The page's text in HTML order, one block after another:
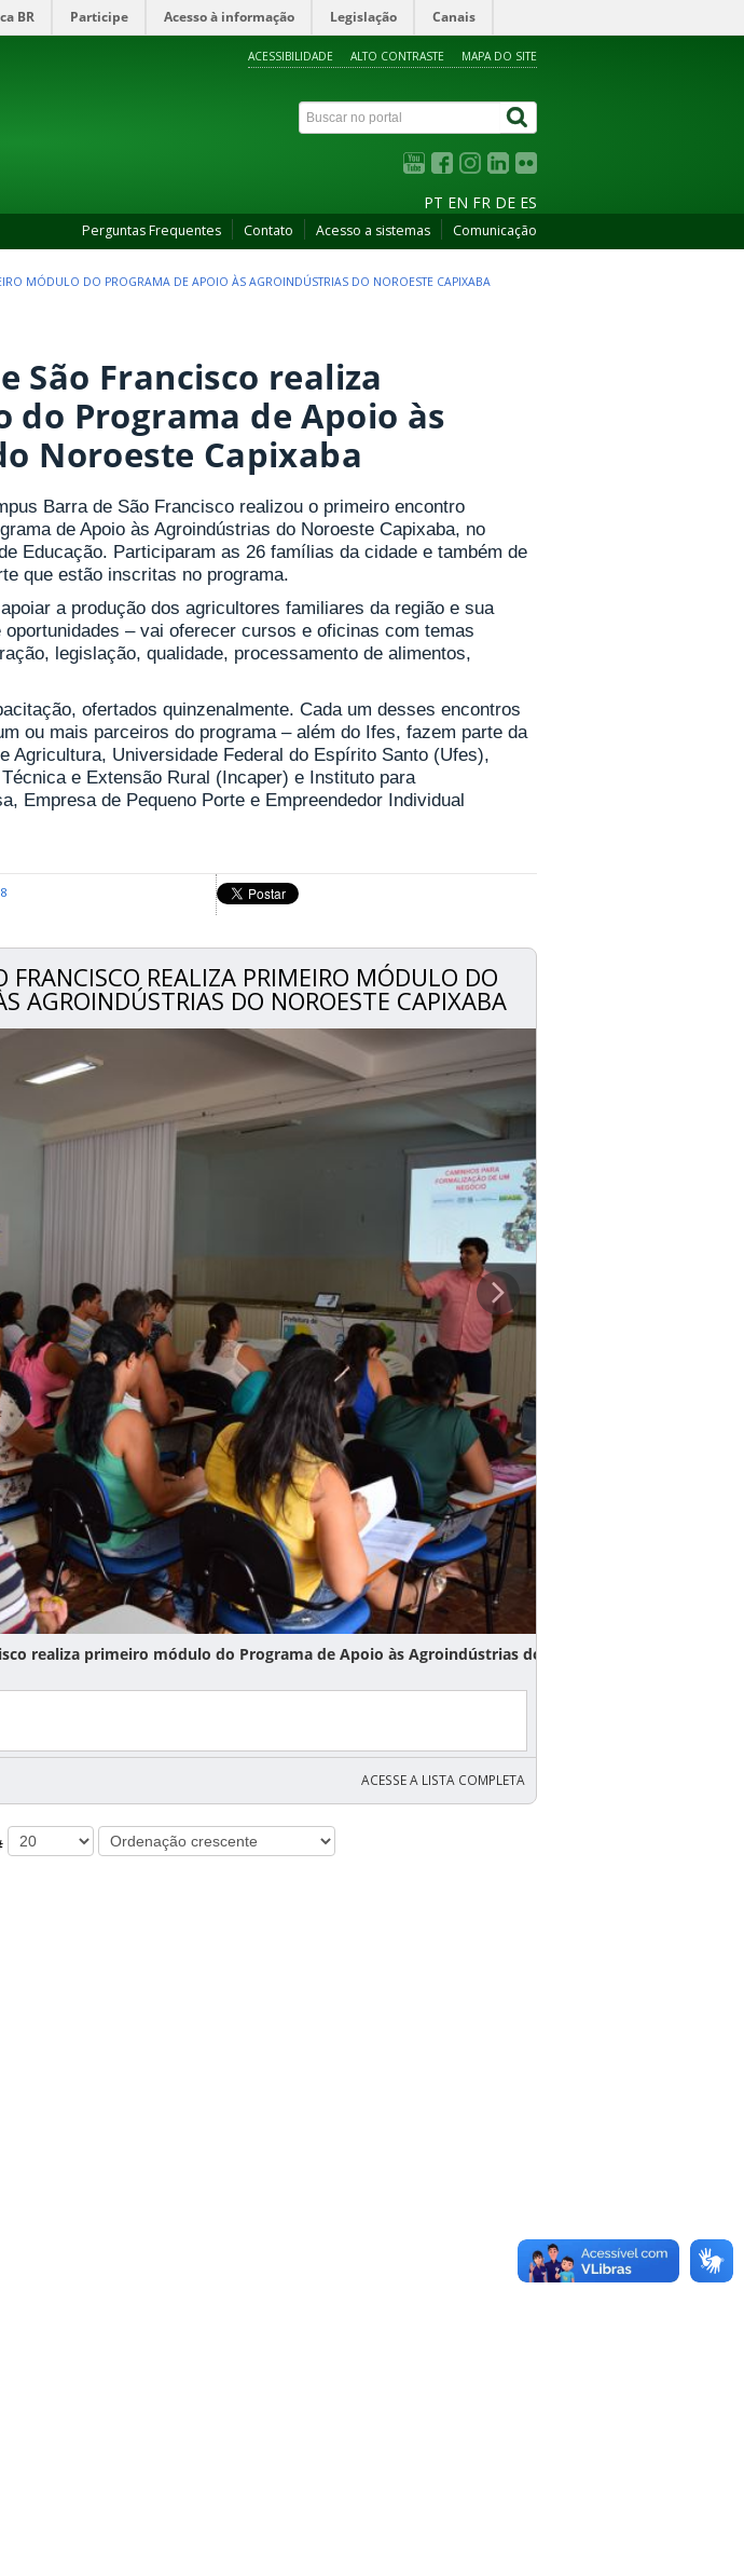
BR Participe Acesso à informação Legislação Canais
ACESSIBILIDADE ALTO CONTRASTE MAPA DO SITE
PT EN FR DE ES
Perguntas Frequentes Contato Acesso a sistemas Comunicação
MÓDULO DO PROGRAMA DE APOIO ÀS AGROINDÚSTRIAS DO NOROESTE CAPIXABA
São Francisco realiza
Programa de Apoio às
Noroeste Capixaba
Barra de São Francisco realizou o primeiro encontro
de Apoio às Agroindústrias do Noroeste Capixaba, no
Educação. Participaram as 26 famílias da cidade e também de
que estão inscritas no programa.
a produção dos agricultores familiares da região e sua
– vai oferecer cursos e oficinas com temas
legislação, qualidade, processamento de alimentos,
ofertados quinzenalmente. Cada um desses encontros
ou mais parceiros do programa – além do Ifes, fazem parte da
Agricultura, Universidade Federal do Espírito Santo (Ufes),
e Extensão Rural (Incaper) e Instituto para
Empresa de Pequeno Porte e Empreendedor Individual
FRANCISCO REALIZA PRIMEIRO MÓDULO DO
AGROINDÚSTRIAS DO NOROESTE CAPIXABA
realiza primeiro módulo do Programa de Apoio às Agroindústrias do
ACESSE A LISTA COMPLETA